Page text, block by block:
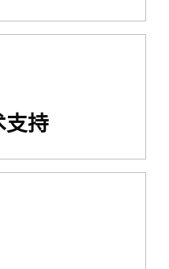
支持